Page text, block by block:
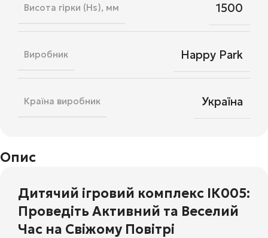
Висота гірки (Hs), мм 1500
Виробник Happy Park
Країна виробник Україна
Опис
Дитячий ігровий комплекс ІК005:
Проведіть Активний та Веселий
Час на Свіжому Повітрі